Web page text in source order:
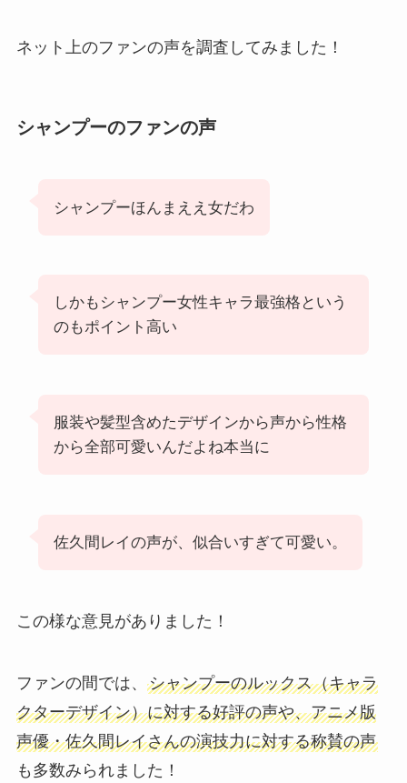
ネット上のファンの声を調査してみました！
シャンプーのファンの声
シャンプーほんまええ女だわ
しかもシャンプー女性キャラ最強格という
のもポイント高い
服装や髪型含めたデザインから声から性格
から全部可愛いんだよね本当に
佐久間レイの声が、似合いすぎて可愛い。
この様な意見がありました！
ファンの間では、 シャンプーのルックス（キャラ
クターデザイン）に対する好評の声や、アニメ版
声優・佐久間レイさんの演技力に対する称賛の声
も多数みられました！